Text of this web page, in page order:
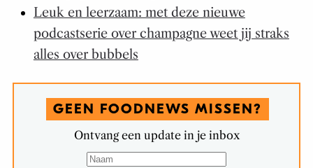
Leuk en leerzaam: met deze nieuwe
podcastserie over champagne weet jij straks
alles over bubbels
GEEN FOODNEWS MISSEN?
Ontvang een update in je inbox